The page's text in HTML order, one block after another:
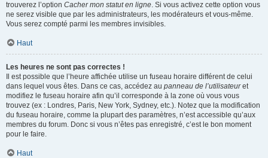
trouverez l’option Cacher mon statut en ligne. Si vous activez cette option vous
ne serez visible que par les administrateurs, les modérateurs et vous-même.
Vous serez compté parmi les membres invisibles.
Haut
Les heures ne sont pas correctes !
Il est possible que l’heure affichée utilise un fuseau horaire différent de celui
dans lequel vous êtes. Dans ce cas, accédez au panneau de l’utilisateuret
modifiez le fuseau horaire afin qu’il corresponde à la zone où vous vous
trouvez (ex : Londres, Paris, New York, Sydney, etc.). Notez que la modification
du fuseau horaire, comme la plupart des paramètres, n’est accessible qu’aux
membres du forum. Donc si vous n’êtes pas enregistré, c’est le bon moment
pour le faire.
Haut